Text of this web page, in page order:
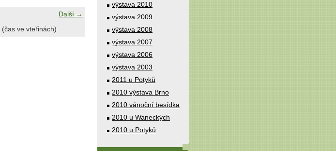
Další →
(čas ve vteřinách)
výstava 2010
výstava 2009
výstava 2008
výstava 2007
výstava 2006
výstava 2003
2011 u Potyků
2010 výstava Brno
2010 vánoční besídka
2010 u Waneckých
2010 u Potyků